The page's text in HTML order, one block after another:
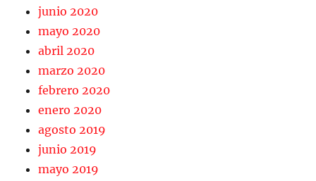
junio 2020
mayo 2020
abril 2020
marzo 2020
febrero 2020
enero 2020
agosto 2019
junio 2019
mayo 2019